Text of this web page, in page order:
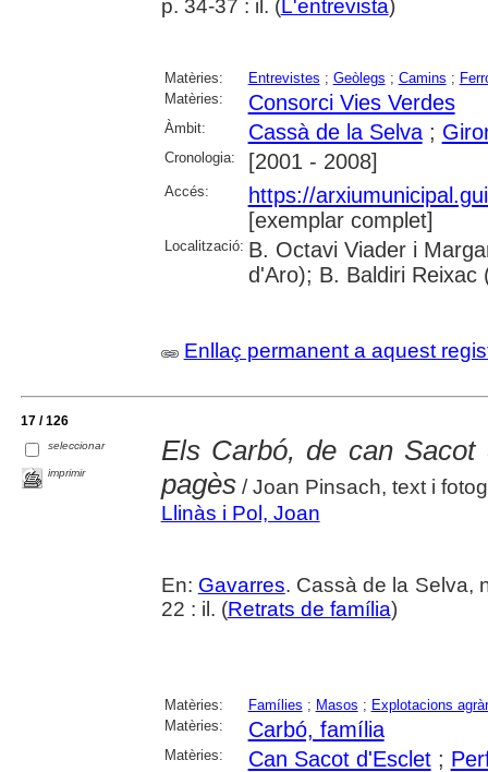
p. 34-37 : il. (L'entrevista)
Matèries: Entrevistes ; Geòlegs ; Camins ;
Matèries:
Consorci Vies Verdes
Àmbit: Cassà de la Selva;
Cronologia: [2001 - 2008]
Accés:
https://
[exemplar complet]
Localització: B. Octavi Viader i
d'Aro); B. Baldiri Reixac
Enllaç permanent a aquest
17 / 126
seleccionar
imprimir
Els Carbó, de can
pagès/ Joan Pinsach, text i
Llinàs i Pol, Joan
En: Gavarres. Cassà de la Selva,
22 : il. (Retrats de família)
Matèries: Famílies ; Masos ; Explotacions
Matèries:
Carbó, família
Matèries: Can Sacot d'Esclet;